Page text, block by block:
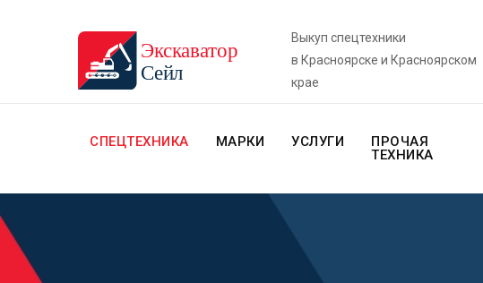
Выкуп спецтехники
в Красноярске и Красноярском
крае
СПЕЦТЕХНИКА МАРКИ УСЛУГИ
ПРОЧАЯ
ТЕХНИКА